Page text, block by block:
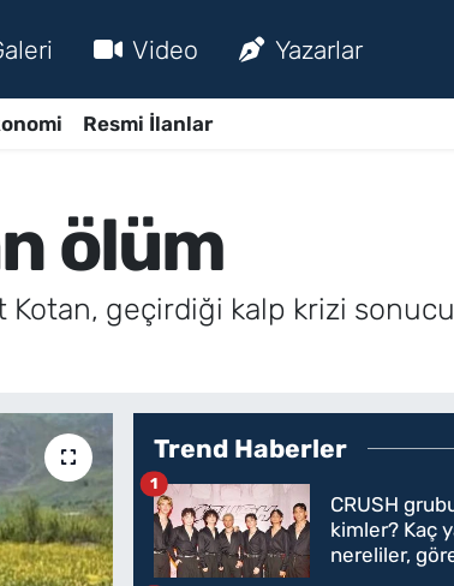
Video Yazarlar
Resmi İlanlar
ölüm
geçirdiği kalp krizi sonucu
Trend Haberler
CRUSH
kimler? Kaç
nereliler,
1